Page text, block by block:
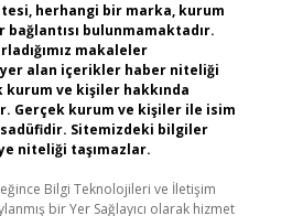
herhangi bir marka, kurum
bulunmamaktadır.
makaleler
yer alan içerikler haber niteliği
kurum ve kişiler hakkında
Gerçek kurum ve kişiler ile isim
Sitemizdeki bilgiler
niteliği taşımazlar.
Bilgi Teknolojileri ve İletişim
bir Yer Sağlayıcı olarak hizmet